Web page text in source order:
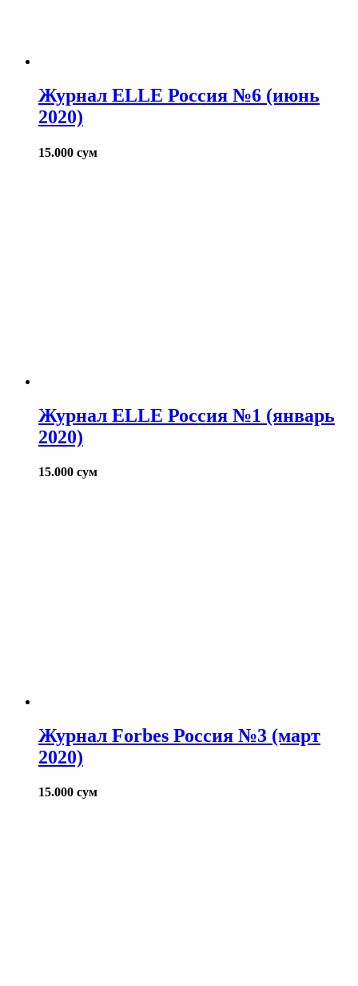
Журнал ELLE Россия №6 (июнь
2020)
15.000 сум
Журнал ELLE Россия №1 (январь
2020)
15.000 сум
Журнал Forbes Россия №3 (март
2020)
15.000 сум